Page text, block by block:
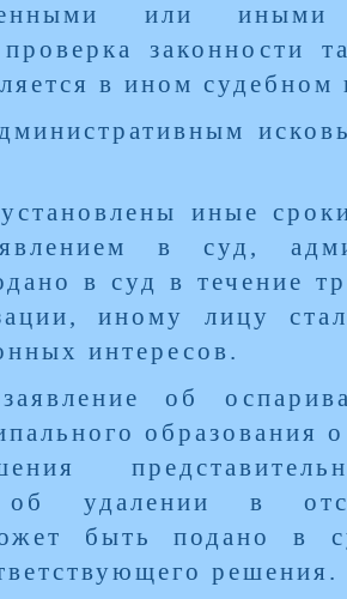
или иными
законности
в ином судебном
иные
в суд,
в суд в течение
иному лицу
интересов.
об
образования
об удалении в
быть подано в
решения.